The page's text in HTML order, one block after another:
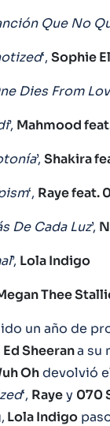
Que No
‘, Sophie
Dies From
’, Mahmood
’, Shakira
‘, Raye feat.
De Cada Luz’,
’, Lola Indigo
Thee
un año de
Ed Sheerana su
Ohdevolvió
‘, Rayey 070
Lola Indigo